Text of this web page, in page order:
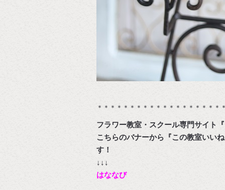
＊＊＊＊＊＊＊＊＊＊＊＊＊＊＊＊＊＊＊
フラワー教室・スクール専門サイト
こちらのバナーから『この教室いい
↓↓↓
はななび